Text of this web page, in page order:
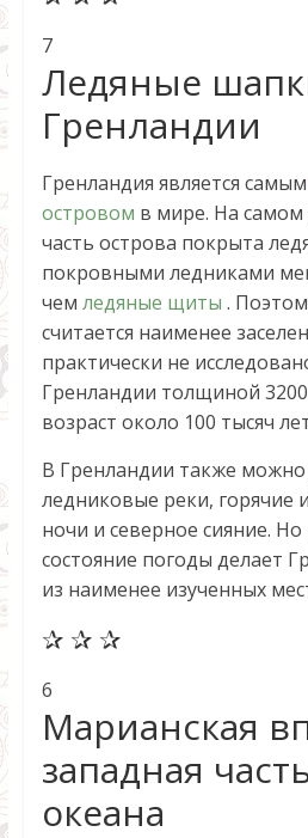
7
Ледяные
Гренландии
Гренландия является самым
островом в мире. На
часть острова покрыта
покровными ледниками
чем ледяные щиты .
считается наименее
практически не
Гренландии толщиной
возраст около 100 тысяч
В Гренландии также
ледниковые реки, горячие
ночи и северное сияние.
состояние погоды делает
из наименее изученных
✰ ✰ ✰
6
Марианская
западная
океана